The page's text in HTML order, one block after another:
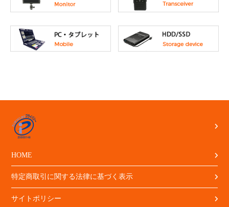
HOME
特定商取引に関する法律に基づく表示
サイトポリシー